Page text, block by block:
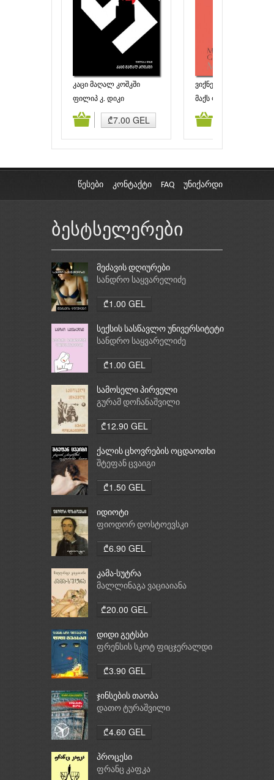
კაცი მაღალ კოშკში
ფილიპ კ. დიკი
₾7.00 GEL
ვიქნები თუნდაც
განტენბაინი
მაქს ფრიში
კალათაში დამატება კალათაში
წესები კონტაქტი FAQ უნიქარდი
ბესტსელერები
მეძავის დღიურები
სანდრო საყვარელიძე
₾1.00 GEL
სექსის სასწავლო უნივერსიტეტი
სანდრო საყვარელიძე
₾1.00 GEL
სამოსელი პირველი
გურამ დოჩანაშვილი
₾12.90 GEL
ქალის ცხოვრების ოცდაოთხი
საათი
შტეფან ცვაიგი
₾1.50 GEL
იდიოტი
ფიოდორ დოსტოევსკი
₾6.90 GEL
კამა-სუტრა
მალლინაგა ვაციაიანა
₾20.00 GEL
დიდი გეტსბი
ფრენსის სკოტ ფიცჯერალდი
₾3.90 GEL
ჯინსების თაობა
დათო ტურაშვილი
₾4.60 GEL
პროცესი
ფრანც კაფკა